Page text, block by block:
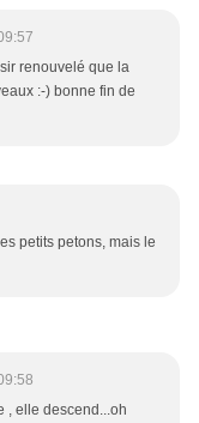
renouvelé que la
:-) bonne fin de
petits petons, mais le
, elle descend...oh